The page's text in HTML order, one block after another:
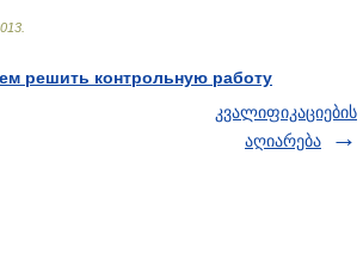
решить контрольную работу
კვალიფიკაციების
აღიარება